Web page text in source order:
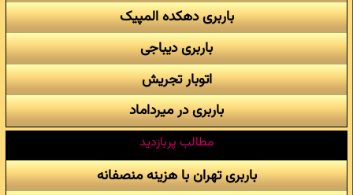
باربری دهکده المپیک
باربری دیباجی
اتوبار تجریش
باربری در میرداماد
مطالب پربازدید
باربری تهران با هزینه منصفانه